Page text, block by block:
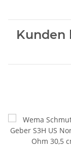
Kunden